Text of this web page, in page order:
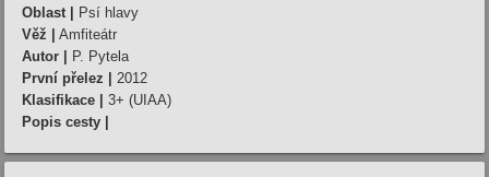
Oblast |
Psí hlavy
Věž |
Amfiteátr
Autor |
P. Pytela
První přelez |
2012
Klasifikace |
3+ (UIAA)
Popis cesty |